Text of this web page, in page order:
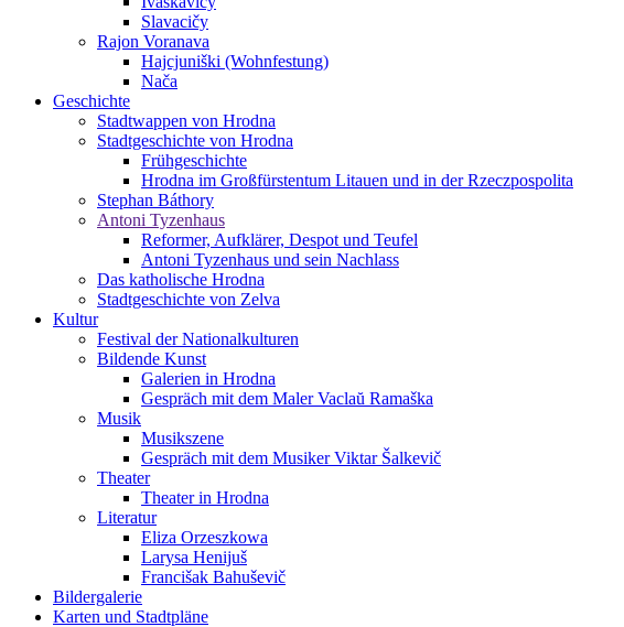
Slavacičy
Rajon Voranava
Hajcjuniški (Wohnfestung)
Nača
Geschichte
Stadtwappen von Hrodna
Stadtgeschichte von Hrodna
Frühgeschichte
Hrodna im Großfürstentum Litauen und in der Rzeczpospolita
Stephan Báthory
Antoni Tyzenhaus
Reformer, Aufklärer, Despot und Teufel
Antoni Tyzenhaus und sein Nachlass
Das katholische Hrodna
Stadtgeschichte von Zelva
Kultur
Festival der Nationalkulturen
Bildende Kunst
Galerien in Hrodna
Gespräch mit dem Maler Vaclaŭ Ramaška
Musik
Musikszene
Gespräch mit dem Musiker Viktar Šalkevič
Theater
Theater in Hrodna
Literatur
Eliza Orzeszkowa
Larysa Henijuš
Francišak Bahuševič
Bildergalerie
Karten und Stadtpläne